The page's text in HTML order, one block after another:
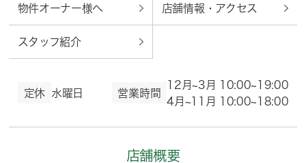
物件オーナー様へ 店舗情報・アクセス
スタッフ紹介
定休 水曜日 営業時間
12月~3月 10:00~19:00
4月~11月 10:00~18:00
店舗概要